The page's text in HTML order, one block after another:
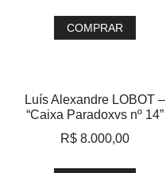
COMPRAR
Luís Alexandre LOBOT –
“Caixa Paradoxvs nº 14”
R$ 8.000,00